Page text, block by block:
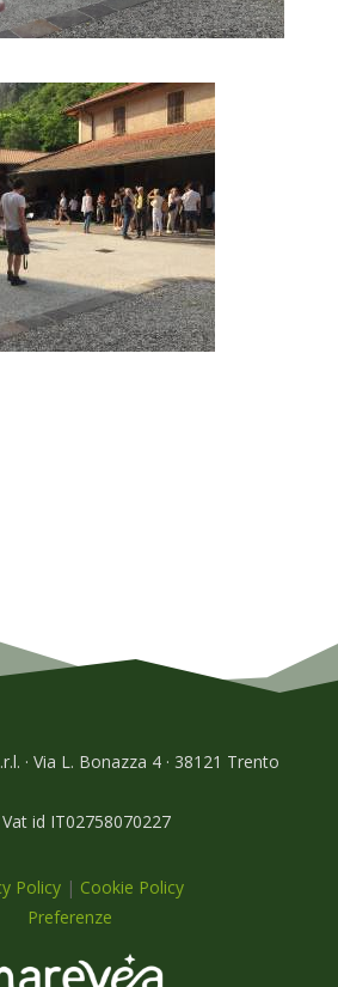
· Via L. Bonazza 4 · 38121 Trento
Vat id IT02758070227
Policy | Cookie Policy
Preferenze